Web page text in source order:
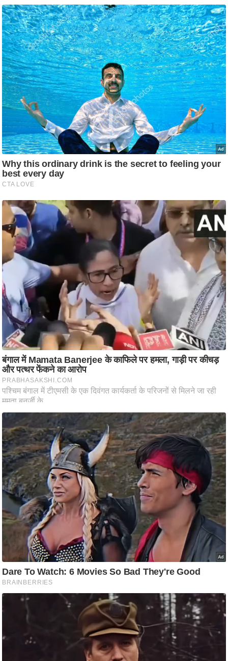
g
N
e
w
s
ला
इ
फ
स्टा
इ
ल
टे
क्नॉ
लॉ
ब्यू
टी
/
फै
घ
रे
लू
नु
स्खे
प
र्य
ट
न
स्थ
ल
फि
ट
ने
स
मं
रि
शि
प